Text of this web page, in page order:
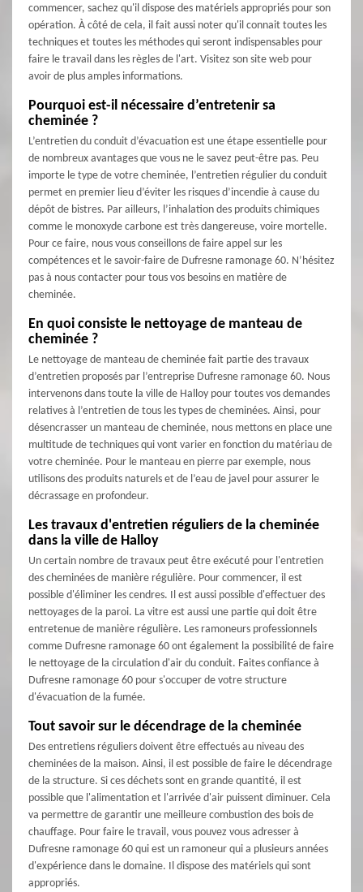
commencer, sachez qu'il dispose des matériels appropriés pour son
opération. À côté de cela, il fait aussi noter qu'il connait toutes les
techniques et toutes les méthodes qui seront indispensables pour
faire le travail dans les règles de l'art. Visitez son site web pour
avoir de plus amples informations.
Pourquoi est-il nécessaire d’entretenir sa
cheminée ?
L’entretien du conduit d’évacuation est une étape essentielle pour
de nombreux avantages que vous ne le savez peut-être pas. Peu
importe le type de votre cheminée, l’entretien régulier du conduit
permet en premier lieu d’éviter les risques d’incendie à cause du
dépôt de bistres. Par ailleurs, l’inhalation des produits chimiques
comme le monoxyde carbone est très dangereuse, voire mortelle.
Pour ce faire, nous vous conseillons de faire appel sur les
compétences et le savoir-faire de Dufresne ramonage 60. N’hésitez
pas à nous contacter pour tous vos besoins en matière de
cheminée.
En quoi consiste le nettoyage de manteau de
cheminée ?
Le nettoyage de manteau de cheminée fait partie des travaux
d’entretien proposés par l’entreprise Dufresne ramonage 60. Nous
intervenons dans toute la ville de Halloy pour toutes vos demandes
relatives à l’entretien de tous les types de cheminées. Ainsi, pour
désencrasser un manteau de cheminée, nous mettons en place une
multitude de techniques qui vont varier en fonction du matériau de
votre cheminée. Pour le manteau en pierre par exemple, nous
utilisons des produits naturels et de l’eau de javel pour assurer le
décrassage en profondeur.
Les travaux d'entretien réguliers de la cheminée
dans la ville de Halloy
Un certain nombre de travaux peut être exécuté pour l'entretien
des cheminées de manière régulière. Pour commencer, il est
possible d'éliminer les cendres. Il est aussi possible d'effectuer des
nettoyages de la paroi. La vitre est aussi une partie qui doit être
entretenue de manière régulière. Les ramoneurs professionnels
comme Dufresne ramonage 60 ont également la possibilité de faire
le nettoyage de la circulation d'air du conduit. Faites confiance à
Dufresne ramonage 60 pour s'occuper de votre structure
d'évacuation de la fumée.
Tout savoir sur le décendrage de la cheminée
Des entretiens réguliers doivent être effectués au niveau des
cheminées de la maison. Ainsi, il est possible de faire le décendrage
de la structure. Si ces déchets sont en grande quantité, il est
possible que l'alimentation et l'arrivée d'air puissent diminuer. Cela
va permettre de garantir une meilleure combustion des bois de
chauffage. Pour faire le travail, vous pouvez vous adresser à
Dufresne ramonage 60 qui est un ramoneur qui a plusieurs années
d'expérience dans le domaine. Il dispose des matériels qui sont
appropriés.